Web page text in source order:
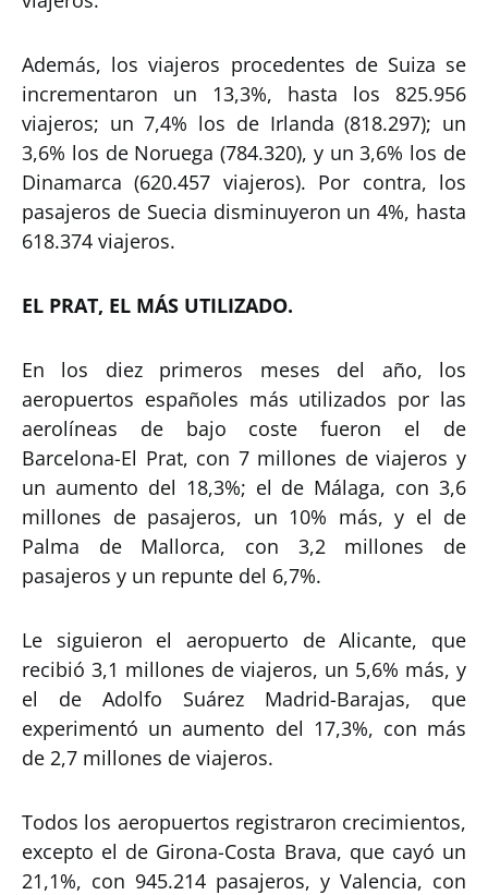
Además, los viajeros procedentes de Suiza se
incrementaron un 13,3%, hasta los 825.956
viajeros; un 7,4% los de Irlanda (818.297); un
3,6% los de Noruega (784.320), y un 3,6% los de
Dinamarca (620.457 viajeros). Por contra, los
pasajeros de Suecia disminuyeron un 4%, hasta
618.374 viajeros.
EL PRAT, EL MÁS UTILIZADO.
En los diez primeros meses del año, los
aeropuertos españoles más utilizados por las
aerolíneas de bajo coste fueron el de
Barcelona-El Prat, con 7 millones de viajeros y
un aumento del 18,3%; el de Málaga, con 3,6
millones de pasajeros, un 10% más, y el de
Palma de Mallorca, con 3,2 millones de
pasajeros y un repunte del 6,7%.
Le siguieron el aeropuerto de Alicante, que
recibió 3,1 millones de viajeros, un 5,6% más, y
el de Adolfo Suárez Madrid-Barajas, que
experimentó un aumento del 17,3%, con más
de 2,7 millones de viajeros.
Todos los aeropuertos registraron crecimientos,
excepto el de Girona-Costa Brava, que cayó un
21,1%, con 945.214 pasajeros, y Valencia, con